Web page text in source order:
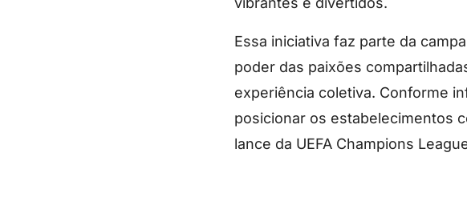
Essa iniciativa faz parte da
poder das paixões
experiência coletiva. Conforme
posicionar os estabelecimentos
lance da UEFA Champions